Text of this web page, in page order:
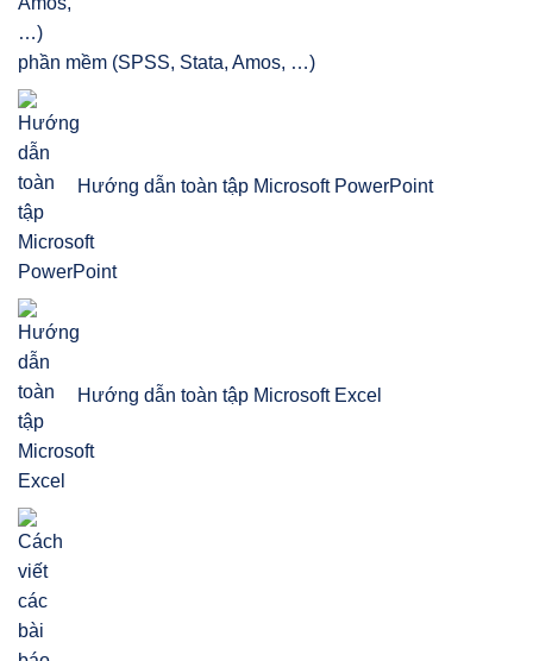
phần mềm (SPSS, Stata, Amos, …)
Hướng dẫn toàn tập Microsoft PowerPoint
Hướng dẫn toàn tập Microsoft Excel